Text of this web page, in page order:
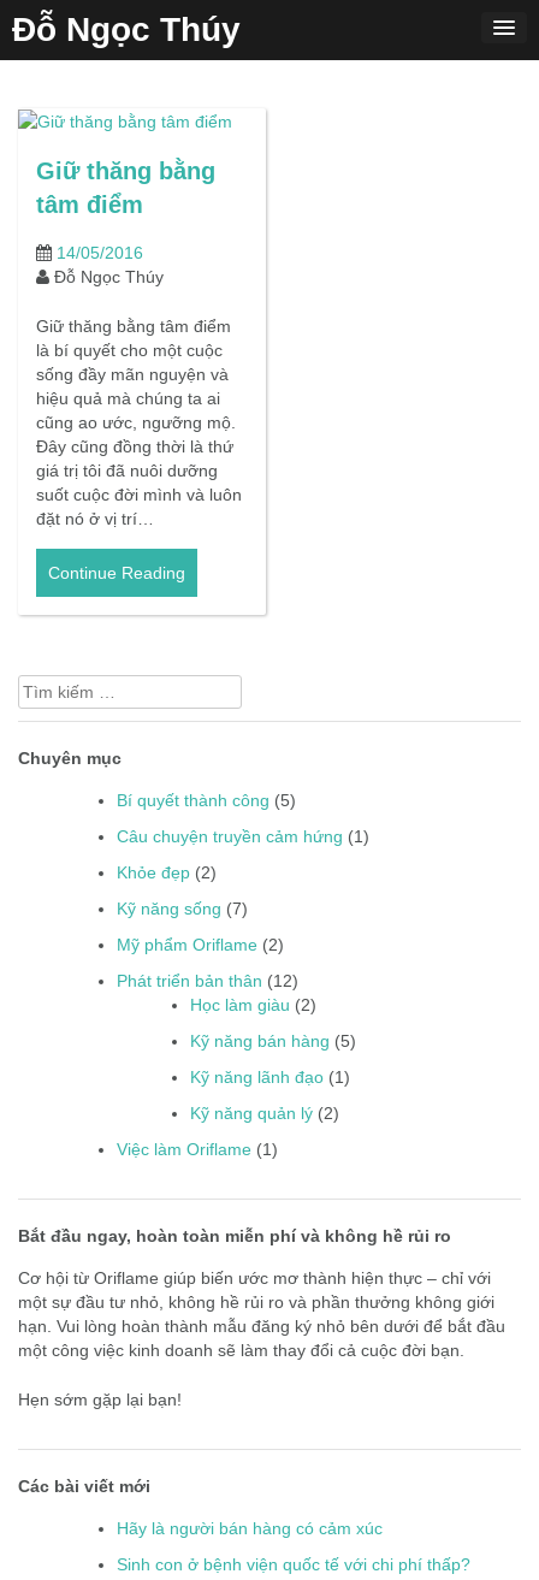
to
content
Đỗ Ngọc Thúy
Giữ thăng bằng
tâm điểm
14/05/2016
Đỗ Ngọc Thúy
Giữ thăng bằng tâm điểm
là bí quyết cho một cuộc
sống đầy mãn nguyện và
hiệu quả mà chúng ta ai
cũng ao ước, ngưỡng mộ.
Đây cũng đồng thời là thứ
giá trị tôi đã nuôi dưỡng
suốt cuộc đời mình và luôn
đặt nó ở vị trí…
Continue Reading
Tìm
kiếm
Chuyên mục
Bí quyết thành công (5)
Câu chuyện truyền cảm hứng (1)
Khỏe đẹp (2)
Kỹ năng sống (7)
Mỹ phẩm Oriflame (2)
Phát triển bản thân (12)
Học làm giàu (2)
Kỹ năng bán hàng (5)
Kỹ năng lãnh đạo (1)
Kỹ năng quản lý (2)
Việc làm Oriflame (1)
Bắt đầu ngay, hoàn toàn miễn phí và không hề rủi ro
Cơ hội từ Oriflame giúp biến ước mơ thành hiện thực – chỉ với
một sự đầu tư nhỏ, không hề rủi ro và phần thưởng không giới
hạn. Vui lòng hoàn thành mẫu đăng ký nhỏ bên dưới để bắt đầu
một công việc kinh doanh sẽ làm thay đổi cả cuộc đời bạn.
Hẹn sớm gặp lại bạn!
Các bài viết mới
Hãy là người bán hàng có cảm xúc
Sinh con ở bệnh viện quốc tế với chi phí thấp?